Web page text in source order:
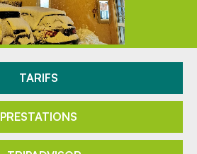
TARIFS
PRESTATIONS